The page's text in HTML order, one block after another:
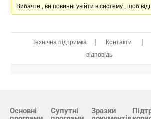
Вибачте , ви повинні увійти в систему , щоб
Технічна підтримка | Контакти |
відповідь
Основні
Супутні
Зразки